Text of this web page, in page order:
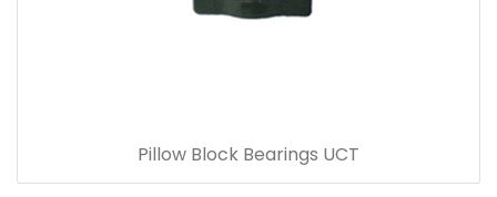
Pillow Block Bearings UCT